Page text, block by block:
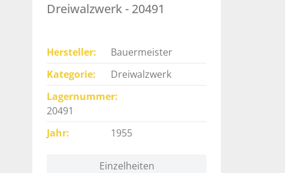
Dreiwalzwerk - 20491
Hersteller
Bauermeister
Kategorie
Dreiwalzwerk
Lagernummer
20491
Jahr
1955
Einzelheiten